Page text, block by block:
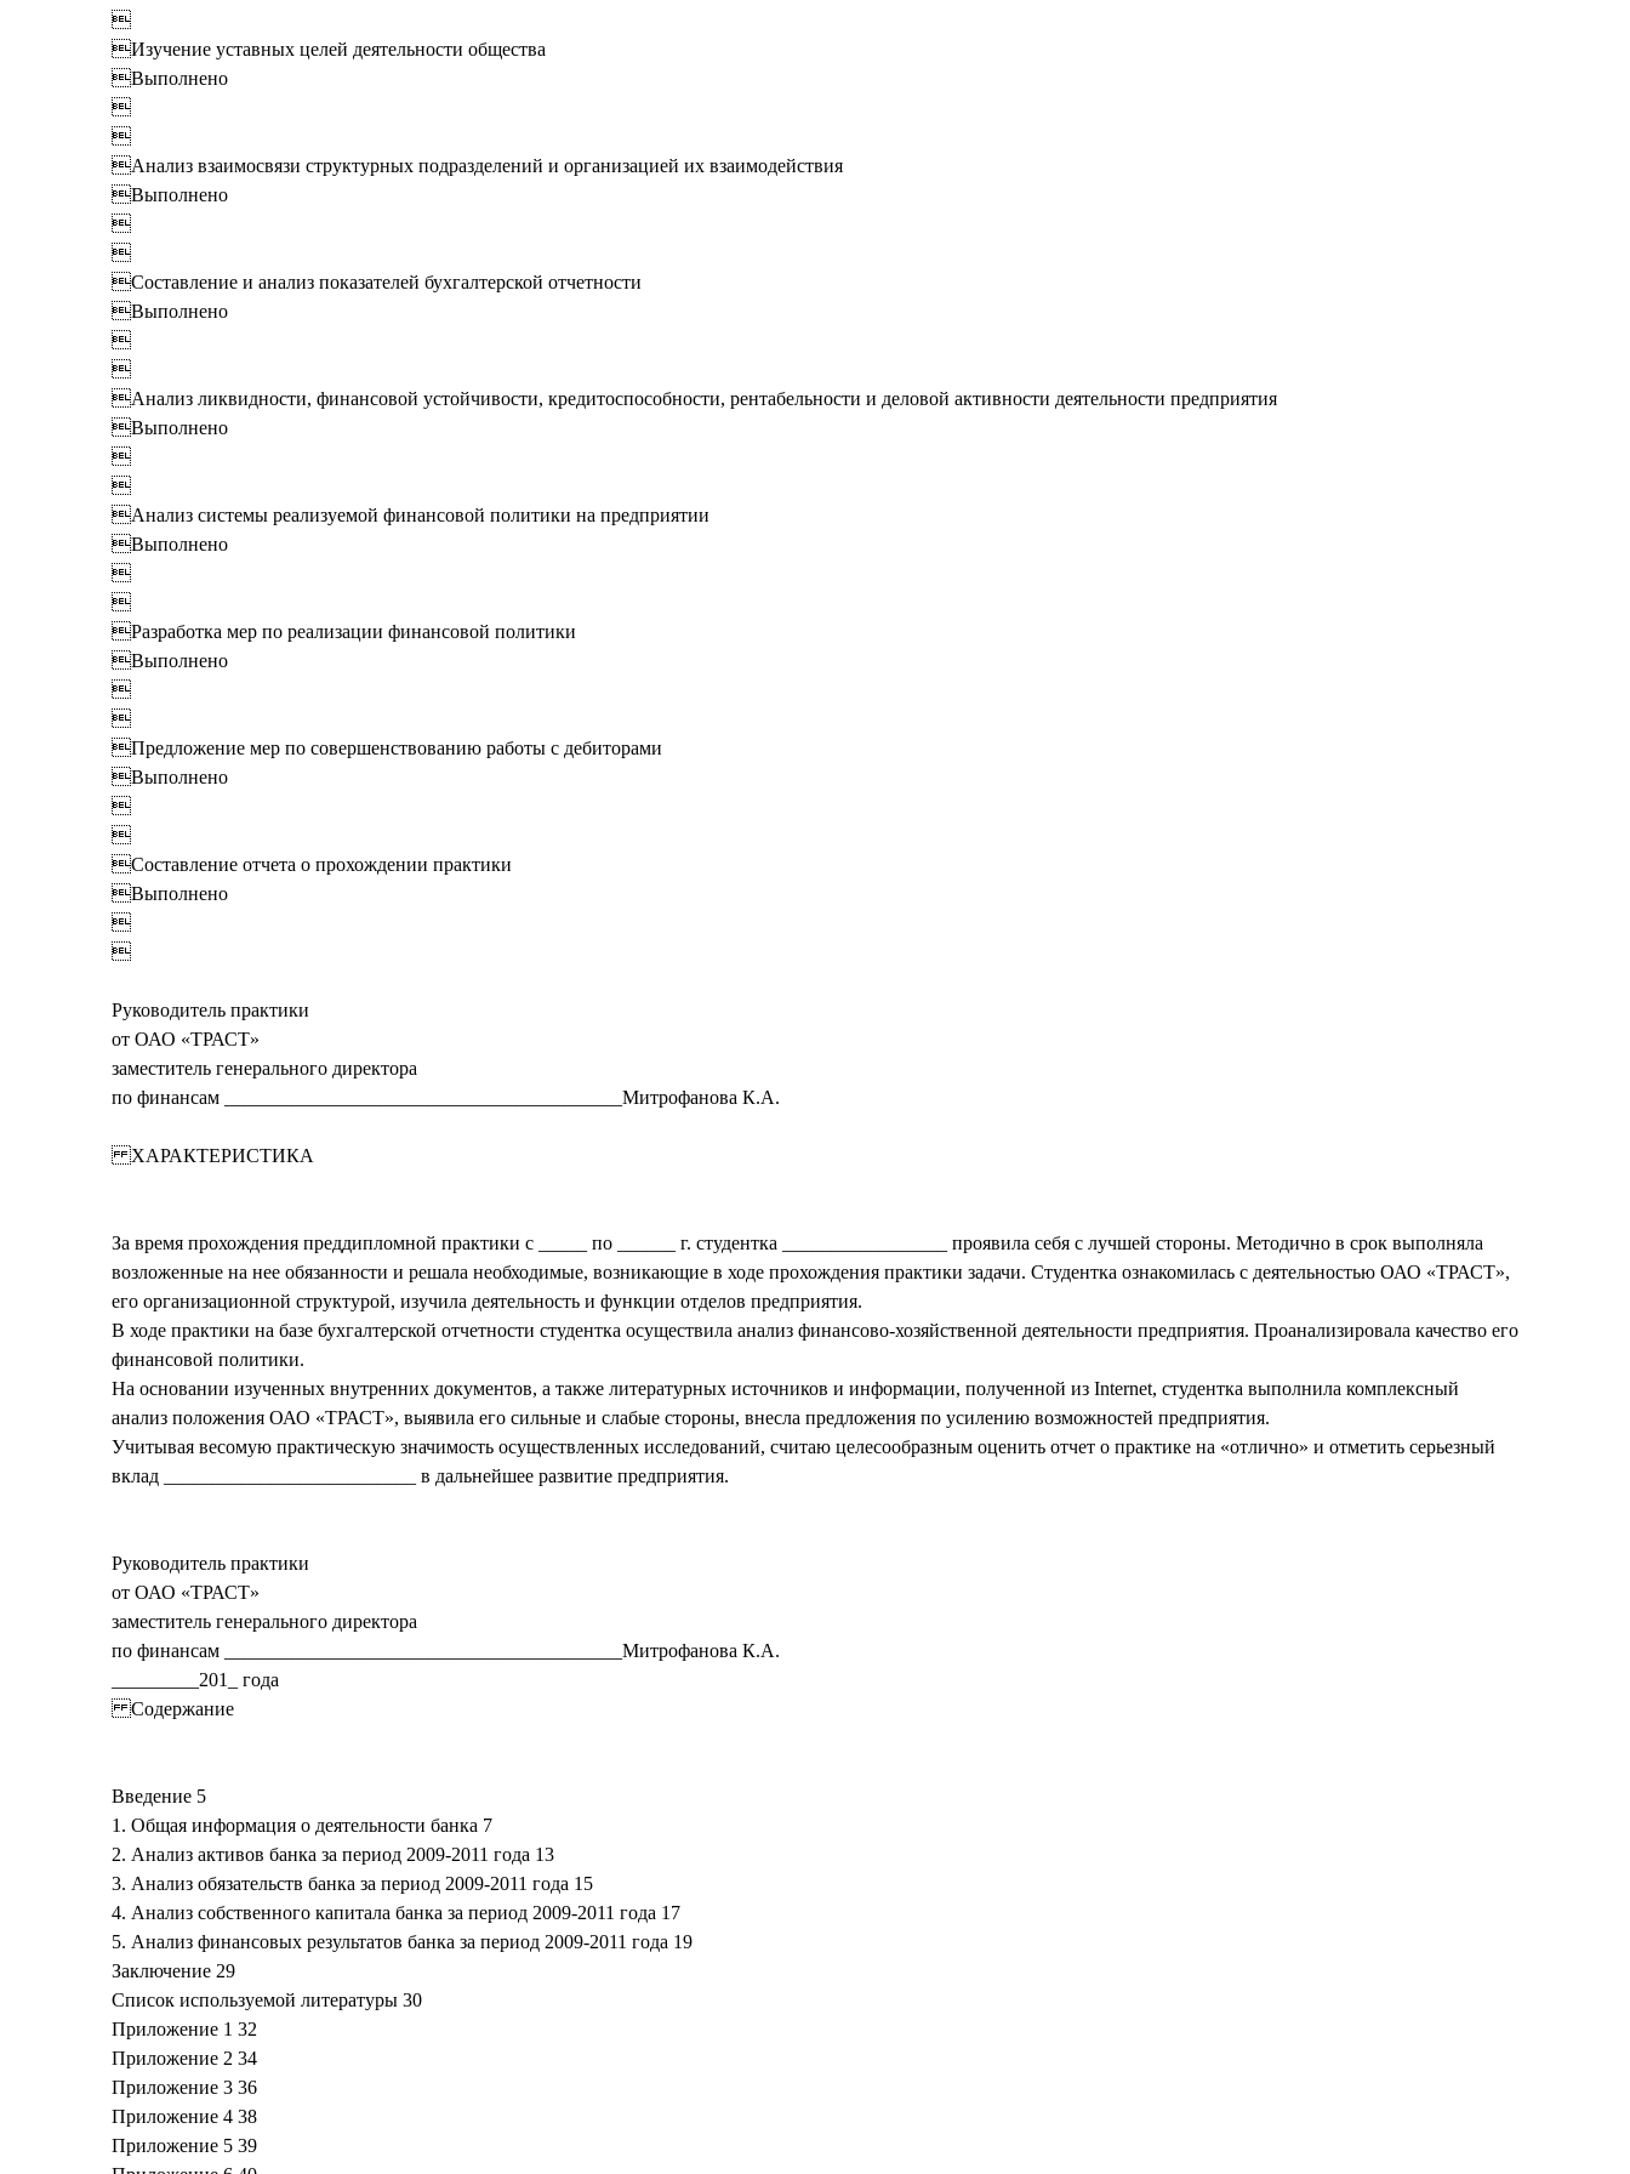

Изучение уставных целей деятельности общества
Выполнено


Анализ взаимосвязи структурных подразделений и организацией их взаимодействия
Выполнено


Составление и анализ показателей бухгалтерской отчетности
Выполнено


Анализ ликвидности, финансовой устойчивости, кредитоспособности, рентабельности и деловой активности деятельности предприятия
Выполнено


Анализ системы реализуемой финансовой политики на предприятии
Выполнено


Разработка мер по реализации финансовой политики
Выполнено


Предложение мер по совершенствованию работы с дебиторами
Выполнено


Составление отчета о прохождении практики
Выполнено


Руководитель практики
от ОАО «ТРАСТ»
заместитель генерального директора
по финансам _________________________________________Митрофанова К.А.
ХАРАКТЕРИСТИКА
За время прохождения преддипломной практики с _____ по ______ г. студентка _________________ проявила себя с лучшей стороны. Методично в срок выполняла
возложенные на нее обязанности и решала необходимые, возникающие в ходе прохождения практики задачи. Студентка ознакомилась с деятельностью ОАО «ТРАСТ»,
его организационной структурой, изучила деятельность и функции отделов предприятия.
В ходе практики на базе бухгалтерской отчетности студентка осуществила анализ финансово-хозяйственной деятельности предприятия. Проанализировала качество его
финансовой политики.
На основании изученных внутренних документов, а также литературных источников и информации, полученной из Internet, студентка выполнила комплексный
анализ положения ОАО «ТРАСТ», выявила его сильные и слабые стороны, внесла предложения по усилению возможностей предприятия.
Учитывая весомую практическую значимость осуществленных исследований, считаю целесообразным оценить отчет о практике на «отлично» и отметить серьезный
вклад __________________________ в дальнейшее развитие предприятия.
Руководитель практики
от ОАО «ТРАСТ»
заместитель генерального директора
по финансам _________________________________________Митрофанова К.А.
_________201_ года
Содержание
Введение 5
1. Общая информация о деятельности банка 7
2. Анализ активов банка за период 2009-2011 года 13
3. Анализ обязательств банка за период 2009-2011 года 15
4. Анализ собственного капитала банка за период 2009-2011 года 17
5. Анализ финансовых результатов банка за период 2009-2011 года 19
Заключение 29
Список используемой литературы 30
Приложение 1 32
Приложение 2 34
Приложение 3 36
Приложение 4 38
Приложение 5 39